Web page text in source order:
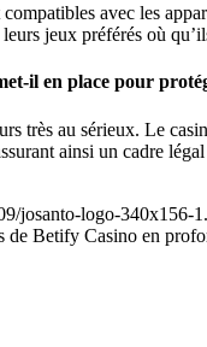
avec les
jeux préférés où
il en place pour
très au sérieux. Le
ainsi un cadre
josanto-logo-340x156-
de Betify Casino en